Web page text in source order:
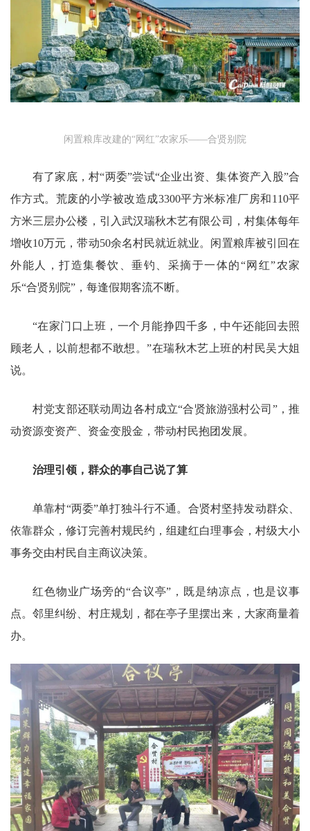
闲置粮库改建的“网红”农家乐——合贤别院
有了家底，村“两委”尝试“企业出资、集体资产入股”合
作方式。荒废的小学被改造成3300平方米标准厂房和110平
方米三层办公楼，引入武汉瑞秋木艺有限公司，村集体每年
增收10万元，带动50余名村民就近就业。闲置粮库被引回在
外能人，打造集餐饮、垂钓、采摘于一体的“网红”农家
乐“合贤别院”，每逢假期客流不断。
“在家门口上班，一个月能挣四千多，中午还能回去照
顾老人，以前想都不敢想。”在瑞秋木艺上班的村民吴大姐
说。
村党支部还联动周边各村成立“合贤旅游强村公司”，推
动资源变资产、资金变股金，带动村民抱团发展。
治理引领，群众的事自己说了算
单靠村“两委”单打独斗行不通。合贤村坚持发动群众、
依靠群众，修订完善村规民约，组建红白理事会，村级大小
事务交由村民自主商议决策。
红色物业广场旁的“合议亭”，既是纳凉点，也是议事
点。邻里纠纷、村庄规划，都在亭子里摆出来，大家商量着
办。